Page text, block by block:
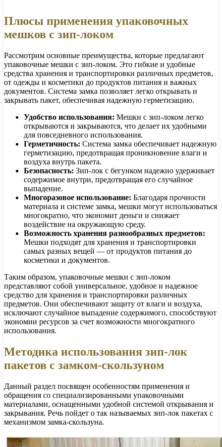
Плюсы применения упаковочных
мешков с зип-локом
Рассмотрим основные преимущества, которые предлагают
упаковочные мешки с зип-локом. Это гибкие и удобные
средства хранения и транспортировки различных предметов,
от одежды и косметики до продуктов питания и важных
документов. Система замка позволяет легко открывать и
закрывать пакет, обеспечивая надежную герметизацию.
Удобство использования: Мешки с зип-локом легко
открываются и закрываются, что делает их удобными
для повседневного использования.
Герметичность: Система замка обеспечивает надежную
герметизацию, предотвращая проникновение влаги и
воздуха внутрь пакета.
Безопасность: Зип-лок с бегунком надежно удерживает
содержимое внутри, предотвращая его случайное
выпадение.
Многоразовое использование: Благодаря прочности
материала и системе замка, мешки могут использоваться
многократно, что экономит деньги и снижает
воздействие на окружающую среду.
Возможность хранения разнообразных предметов:
Мешки подходят для хранения и транспортировки
самых разных вещей — от продуктов питания до
косметики и документов.
Таким образом, упаковочные мешки с зип-локом
представляют собой универсальное, удобное и надежное
средство для хранения и транспортировки различных
предметов. Они обеспечивают защиту от влаги и воздуха,
исключают случайное выпадение содержимого, способствуют
экономии ресурсов за счет возможности многократного
использования.
Методика использования зип-лок
пакетов с замком-скользуном
Данный раздел посвящен особенностям применения и
обращения со специализированными упаковочными
материалами, оснащенными удобной системой открывания и
закрывания. Речь пойдет о так называемых зип-лок пакетах с
механизмом замка-скользуна.